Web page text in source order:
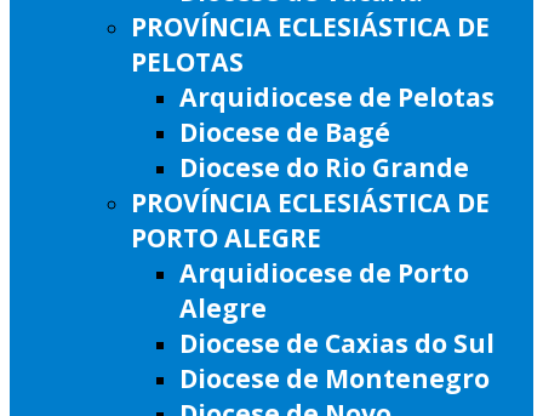
PROVÍNCIA ECLESIÁSTICA DE
PELOTAS
Arquidiocese de Pelotas
Diocese de Bagé
Diocese do Rio Grande
PROVÍNCIA ECLESIÁSTICA DE
PORTO ALEGRE
Arquidiocese de Porto
Alegre
Diocese de Caxias do Sul
Diocese de Montenegro